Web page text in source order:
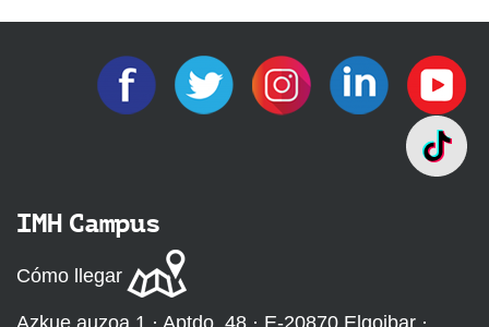
IMH Campus
Cómo llegar
Azkue auzoa 1 · Aptdo. 48 · E-20870 Elgoibar ·